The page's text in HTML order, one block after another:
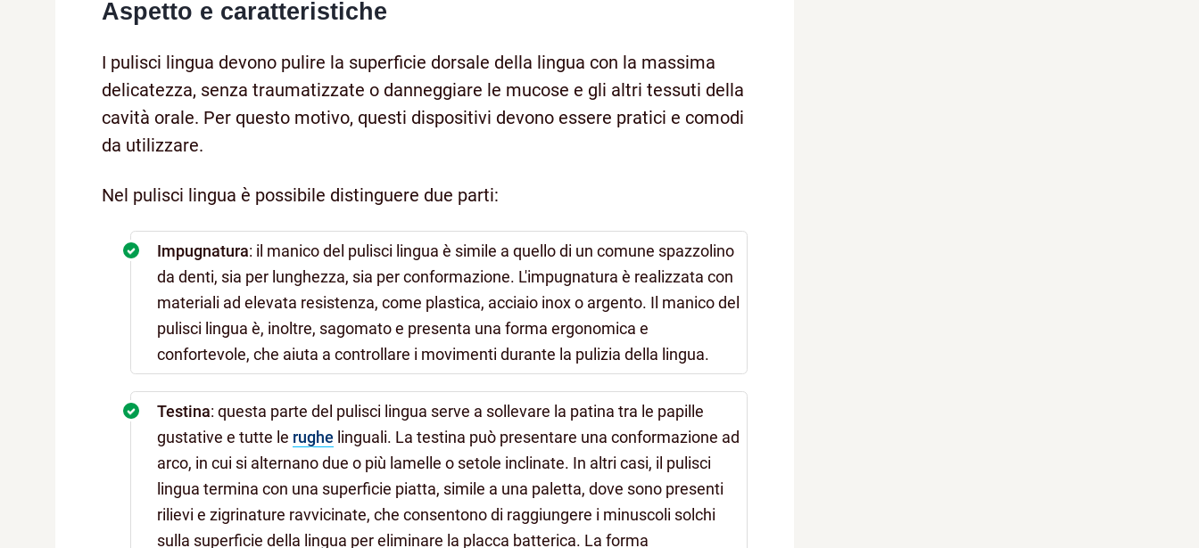
Aspetto e caratteristiche
I pulisci lingua devono pulire la superficie dorsale della lingua con la massima
delicatezza, senza traumatizzate o danneggiare le mucose e gli altri tessuti della
cavità orale. Per questo motivo, questi dispositivi devono essere pratici e comodi
da utilizzare.
Nel pulisci lingua è possibile distinguere due parti:
Impugnatura: il manico del pulisci lingua è simile a quello di un comune spazzolino
da denti, sia per lunghezza, sia per conformazione. L'impugnatura è realizzata con
materiali ad elevata resistenza, come plastica, acciaio inox o argento. Il manico del
pulisci lingua è, inoltre, sagomato e presenta una forma ergonomica e
confortevole, che aiuta a controllare i movimenti durante la pulizia della lingua.
Testina: questa parte del pulisci lingua serve a sollevare la patina tra le papille
gustative e tutte le rughe linguali. La testina può presentare una conformazione ad
arco, in cui si alternano due o più lamelle o setole inclinate. In altri casi, il pulisci
lingua termina con una superficie piatta, simile a una paletta, dove sono presenti
rilievi e zigrinature ravvicinate, che consentono di raggiungere i minuscoli solchi
sulla superficie della lingua per eliminare la placca batterica. La forma